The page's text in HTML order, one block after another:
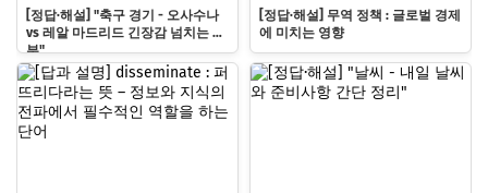
[정답·해설] "축구 경기 - 오사수나
vs 레알 마드리드 긴장감 넘치는 승
부"
[정답·해설] 무역 정책 : 글로벌 경제
에 미치는 영향